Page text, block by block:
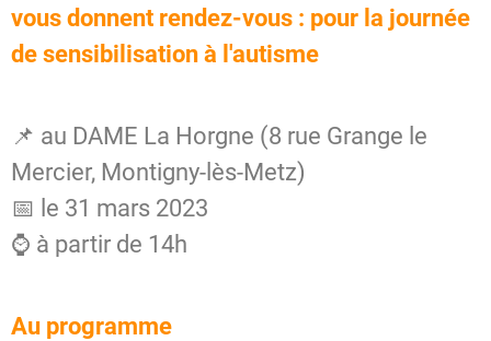
vous donnent rendez-vous : pour la journée
de sensibilisation à l'autisme
📌 au DAME La Horgne (8 rue Grange le
Mercier, Montigny-lès-Metz)
📅 le 31 mars 2023
⌚️ à partir de 14h
Au programme